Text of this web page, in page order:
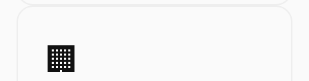
🏢